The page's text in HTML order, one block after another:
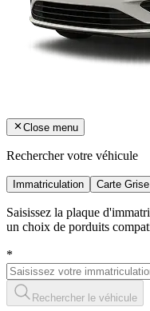
Close menu
Rechercher votre véhicule
Immatriculation Carte Grise
Saisissez la plaque
un choix de porduits
*
Rechercher le véhicule